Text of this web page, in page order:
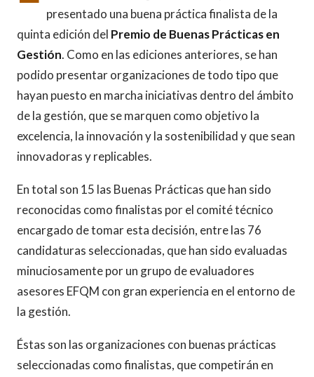
presentado una buena práctica finalista de la
quinta edición del Premio de Buenas Prácticas en
Gestión. Como en las ediciones anteriores, se han
podido presentar organizaciones de todo tipo que
hayan puesto en marcha iniciativas dentro del ámbito
de la gestión, que se marquen como objetivo la
excelencia, la innovación y la sostenibilidad y que sean
innovadoras y replicables.
En total son 15 las Buenas Prácticas que han sido
reconocidas como finalistas por el comité técnico
encargado de tomar esta decisión, entre las 76
candidaturas seleccionadas, que han sido evaluadas
minuciosamente por un grupo de evaluadores
asesores EFQM con gran experiencia en el entorno de
la gestión.
Éstas son las organizaciones con buenas prácticas
seleccionadas como finalistas, que competirán en